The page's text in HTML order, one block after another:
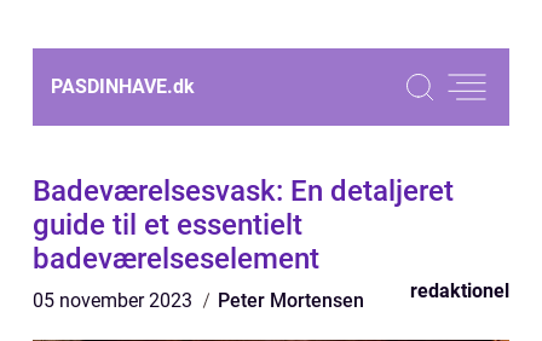
PASDINHAVE.dk
Badeværelsesvask: En detaljeret
guide til et essentielt
badeværelseselement
05 november 2023 Peter Mortensen redaktionel